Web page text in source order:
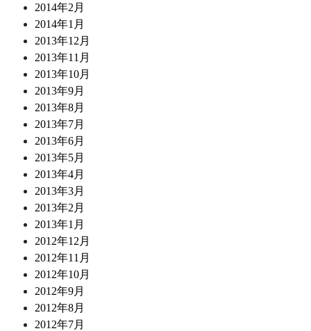
2014年2月
2014年1月
2013年12月
2013年11月
2013年10月
2013年9月
2013年8月
2013年7月
2013年6月
2013年5月
2013年4月
2013年3月
2013年2月
2013年1月
2012年12月
2012年11月
2012年10月
2012年9月
2012年8月
2012年7月